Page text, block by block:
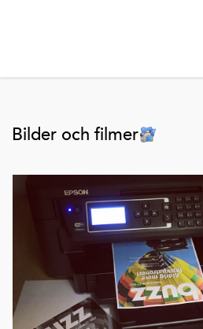
Bilder och filmer